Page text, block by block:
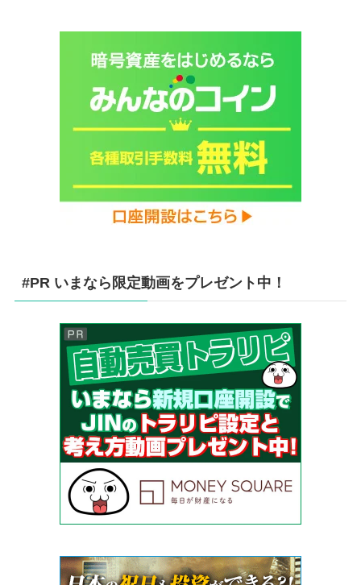
#PR いまなら限定動画をプレゼント中！